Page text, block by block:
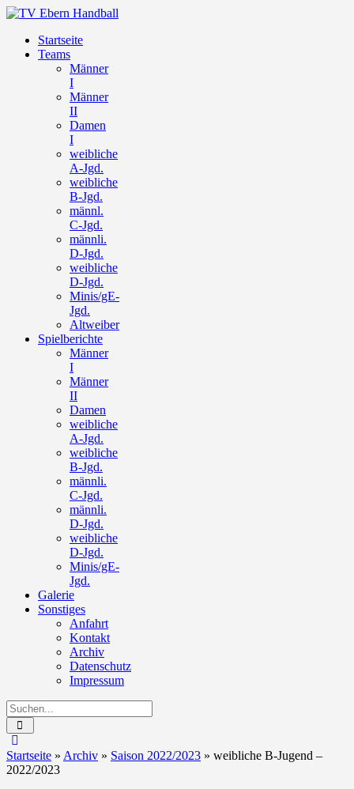
Startseite
Teams
Männer
I
Männer
II
Damen
I
weibliche
A-Jgd.
weibliche
B-Jgd.
männl.
C-Jgd.
männli.
D-Jgd.
weibliche
D-Jgd.
Minis/gE-
Jgd.
Altweiber
Spielberichte
Männer
I
Männer
II
Damen
weibliche
A-Jgd.
weibliche
B-Jgd.
männli.
C-Jgd.
männli.
D-Jgd.
weibliche
D-Jgd.
Minis/gE-
Jgd.
Galerie
Sonstiges
Anfahrt
Kontakt
Archiv
Datenschutz
Impressum
Startseite » Archiv » Saison 2022/2023 » weibliche B-Jugend –
2022/2023